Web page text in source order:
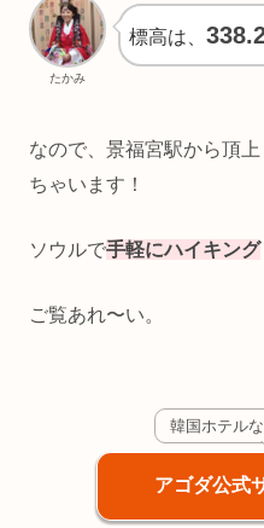
たかみ
標高は、
なので、景福宮駅から頂
ちゃいます！
ソウルで手軽にハイキング
ご覧あれ〜い。
韓国ホテル
アゴダ公式